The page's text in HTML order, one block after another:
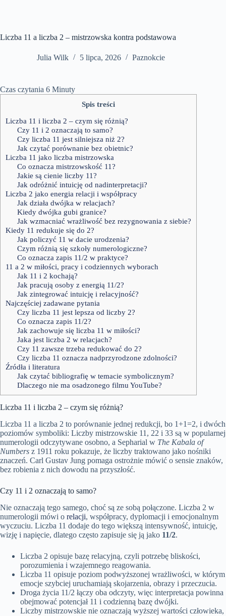
Liczba 11 a liczba 2 – mistrzowska kontra podstawowa
Julia Wilk 5 lipca, 2026 Paznokcie
Czas czytania 6 Minuty
Spis treści
Liczba 11 i liczba 2 – czym się różnią?
Czy 11 i 2 oznaczają to samo?
Czy liczba 11 jest silniejsza niż 2?
Jak czytać porównanie bez obietnic?
Liczba 11 jako liczba mistrzowska
Co oznacza mistrzowskość 11?
Jakie są cienie liczby 11?
Jak odróżnić intuicję od nadinterpretacji?
Liczba 2 jako energia relacji i współpracy
Jak działa dwójka w relacjach?
Kiedy dwójka gubi granice?
Jak wzmacniać wrażliwość bez rezygnowania z siebie?
Kiedy 11 redukuje się do 2?
Jak policzyć 11 w dacie urodzenia?
Czym różnią się szkoły numerologiczne?
Co oznacza zapis 11/2 w praktyce?
11 a 2 w miłości, pracy i codziennych wyborach
Jak 11 i 2 kochają?
Jak pracują osoby z energią 11/2?
Jak zintegrować intuicję i relacyjność?
Najczęściej zadawane pytania
Czy liczba 11 jest lepsza od liczby 2?
Co oznacza zapis 11/2?
Jak zachowuje się liczba 11 w miłości?
Jaka jest liczba 2 w relacjach?
Czy 11 zawsze trzeba redukować do 2?
Czy liczba 11 oznacza nadprzyrodzone zdolności?
Źródła i literatura
Jak czytać bibliografię w temacie symbolicznym?
Dlaczego nie ma osadzonego filmu YouTube?
Liczba 11 i liczba 2 – czym się różnią?
Liczba 11 a liczba 2 to porównanie jednej redukcji, bo 1+1=2, i dwóch
poziomów symboliki: Liczby mistrzowskie 11, 22 i 33 są w popularnej
numerologii odczytywane osobno, a Sepharial w The Kabala of
Numbers z 1911 roku pokazuje, że liczby traktowano jako nośniki
znaczeń. Carl Gustav Jung pomaga ostrożnie mówić o sensie znaków,
bez robienia z nich dowodu na przyszłość.
Czy 11 i 2 oznaczają to samo?
Nie oznaczają tego samego, choć są ze sobą połączone. Liczba 2 w
numerologii mówi o relacji, współpracy, dyplomacji i emocjonalnym
wyczuciu. Liczba 11 dodaje do tego większą intensywność, intuicję,
wizję i napięcie, dlatego często zapisuje się ją jako 11/2.
Liczba 2 opisuje bazę relacyjną, czyli potrzebę bliskości,
porozumienia i wzajemnego reagowania.
Liczba 11 opisuje poziom podwyższonej wrażliwości, w którym
emocje szybciej uruchamiają skojarzenia, obrazy i przeczucia.
Droga życia 11/2 łączy oba odczyty, więc interpretacja powinna
obejmować potencjał 11 i codzienną bazę dwójki.
Liczby mistrzowskie nie oznaczają wyższej wartości człowieka,